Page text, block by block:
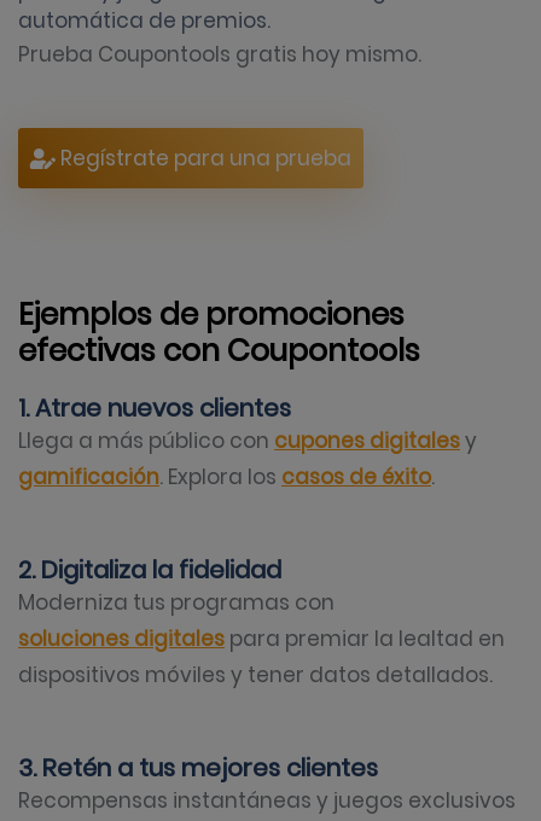
automática de premios.
Prueba Coupontools gratis hoy mismo.
Regístrate para una prueba
Ejemplos de promociones
efectivas con Coupontools
1. Atrae nuevos clientes
Llega a más público con cupones digitalesy
gamificación. Explora los casos de éxito.
2. Digitaliza la fidelidad
Moderniza tus programas con
soluciones digitales para premiar la lealtad en
dispositivos móviles y tener datos detallados.
3. Retén a tus mejores clientes
Recompensas instantáneas y juegos exclusivos